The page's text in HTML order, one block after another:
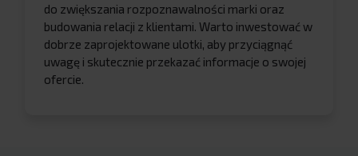
do zwiększania rozpoznawalności marki oraz
budowania relacji z klientami. Warto inwestować w
dobrze zaprojektowane ulotki, aby przyciągnąć
uwagę i skutecznie przekazać informacje o swojej
ofercie.